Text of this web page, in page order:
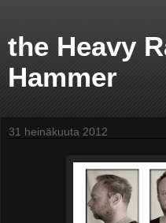
the Heavy
Hammer
31 heinäkuuta 2012